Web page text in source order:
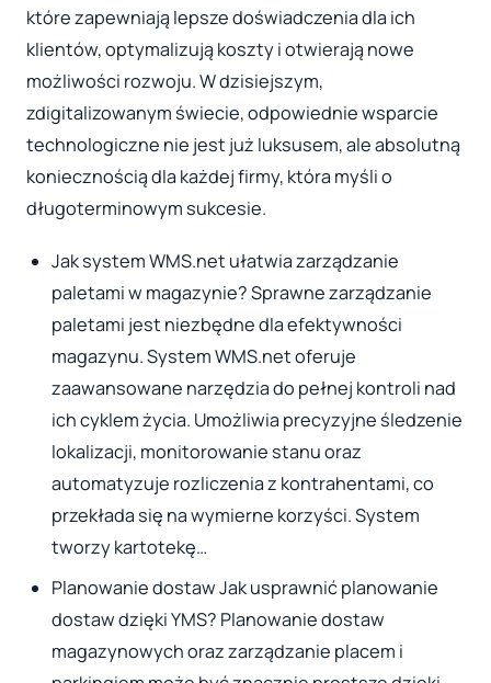
które zapewniają lepsze doświadczenia dla ich
klientów, optymalizują koszty i otwierają nowe
możliwości rozwoju. W dzisiejszym,
zdigitalizowanym świecie, odpowiednie wsparcie
technologiczne nie jest już luksusem, ale absolutną
koniecznością dla każdej firmy, która myśli o
długoterminowym sukcesie.
Jak system WMS.net ułatwia zarządzanie
paletami w magazynie? Sprawne zarządzanie
paletami jest niezbędne dla efektywności
magazynu. System WMS.net oferuje
zaawansowane narzędzia do pełnej kontroli nad
ich cyklem życia. Umożliwia precyzyjne śledzenie
lokalizacji, monitorowanie stanu oraz
automatyzuje rozliczenia z kontrahentami, co
przekłada się na wymierne korzyści. System
tworzy kartotekę…
Planowanie dostaw Jak usprawnić planowanie
dostaw dzięki YMS? Planowanie dostaw
magazynowych oraz zarządzanie placem i